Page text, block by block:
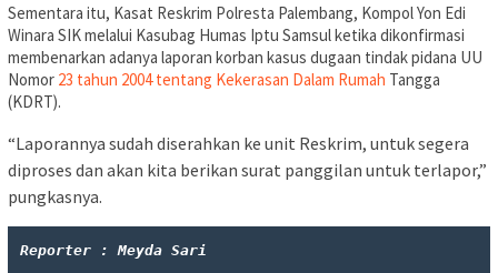
Sementara itu, Kasat Reskrim Polresta Palembang, Kompol Yon Edi
Winara SIK melalui Kasubag Humas Iptu Samsul ketika dikonfirmasi
membenarkan adanya laporan korban kasus dugaan tindak pidana UU
Nomor 23 tahun 2004 tentang Kekerasan Dalam Rumah Tangga
(KDRT).
“Laporannya sudah diserahkan ke unit Reskrim, untuk segera
diproses dan akan kita berikan surat panggilan untuk terlapor,”
pungkasnya.
Reporter : Meyda Sari